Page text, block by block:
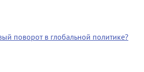
поворот в глобальной политике?